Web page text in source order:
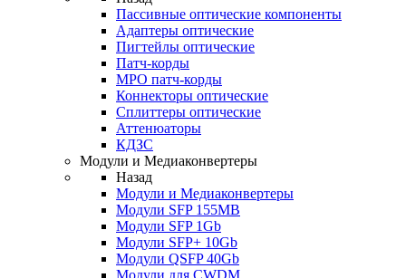
Пассивные оптические компоненты
Адаптеры оптические
Пигтейлы оптические
Патч-корды
MPO патч-корды
Коннекторы оптические
Сплиттеры оптические
Аттенюаторы
КДЗС
Модули и Медиаконвертеры
Назад
Модули и Медиаконвертеры
Модули SFP 155MB
Модули SFP 1Gb
Модули SFP+ 10Gb
Модули QSFP 40Gb
Модули для CWDM